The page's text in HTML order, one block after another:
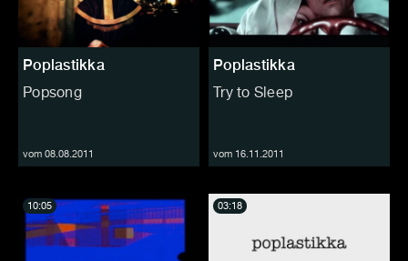
Poplastikka
Popsong
vom 08.08.2011
Poplastikka
Try to Sleep
vom 16.11.2011
10:05 03:18